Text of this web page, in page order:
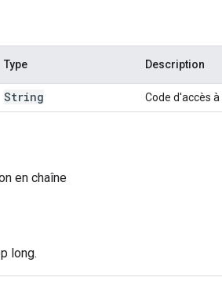
Type Description
String Code d'accès à
en chaîne
long.